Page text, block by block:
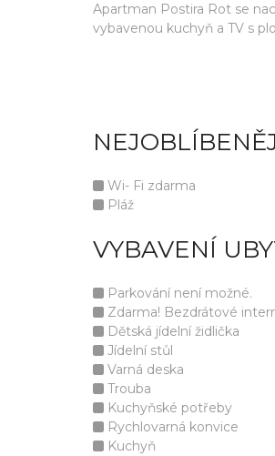
Apartman Postira Rot se
vybavenou kuchyň a TV s
Wi- Fi zdarma
Pláž
VYBAVENÍ
Parkování není možné.
Zdarma! Bezdrátové
Dětská jídelní židlička
Jídelní stůl
Varná deska
Trouba
Kuchyňské potřeby
Rychlovarná konvice
Kuchyň